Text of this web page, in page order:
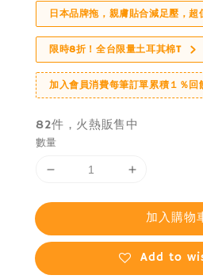
日本品牌拖，親膚貼合減足壓，超
限時8折！全台限量土耳其棉T
加入會員消費每筆訂單累積１％回
82件，火熱販售中
數量
加入購物
Add to